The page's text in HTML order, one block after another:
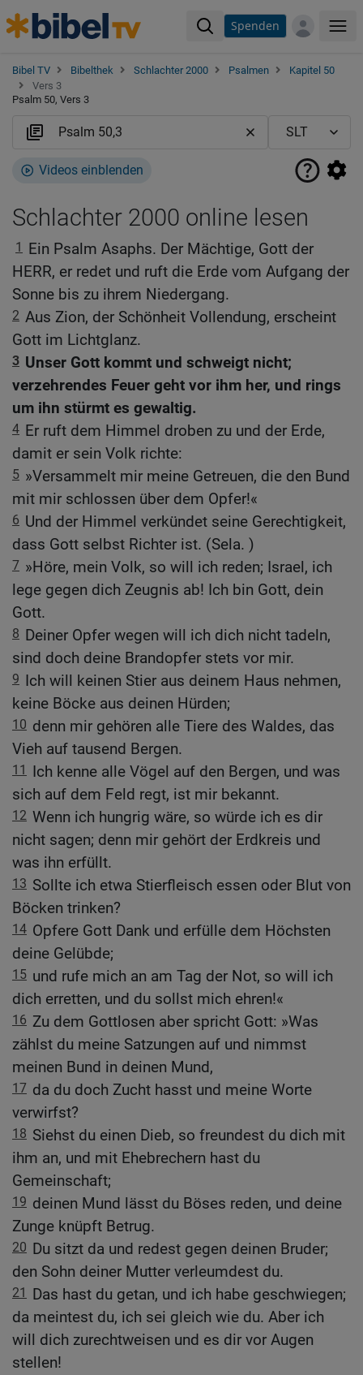
Spenden
Bibel TV Bibelthek Schlachter 2000 Psalmen
Kapitel 50
Vers 3
Psalm 50, Vers 3
Videos einblenden
Schlachter 2000 online lesen
1 Ein Psalm Asaphs. Der Mächtige, Gott der
HERR, er redet und ruft die Erde vom Aufgang der
Sonne bis zu ihrem Niedergang.
2 Aus Zion, der Schönheit Vollendung, erscheint
Gott im Lichtglanz.
3 Unser Gott kommt und schweigt nicht;
verzehrendes Feuer geht vor ihm her, und rings
um ihn stürmt es gewaltig.
4 Er ruft dem Himmel droben zu und der Erde,
damit er sein Volk richte:
5 »Versammelt mir meine Getreuen, die den Bund
mit mir schlossen über dem Opfer!«
6 Und der Himmel verkündet seine Gerechtigkeit,
dass Gott selbst Richter ist. (Sela. )
7 »Höre, mein Volk, so will ich reden; Israel, ich
lege gegen dich Zeugnis ab! Ich bin Gott, dein
Gott.
8 Deiner Opfer wegen will ich dich nicht tadeln,
sind doch deine Brandopfer stets vor mir.
9 Ich will keinen Stier aus deinem Haus nehmen,
keine Böcke aus deinen Hürden;
10 denn mir gehören alle Tiere des Waldes, das
Vieh auf tausend Bergen.
11 Ich kenne alle Vögel auf den Bergen, und was
sich auf dem Feld regt, ist mir bekannt.
12 Wenn ich hungrig wäre, so würde ich es dir
nicht sagen; denn mir gehört der Erdkreis und
was ihn erfüllt.
13 Sollte ich etwa Stierfleisch essen oder Blut von
Böcken trinken?
14 Opfere Gott Dank und erfülle dem Höchsten
deine Gelübde;
15 und rufe mich an am Tag der Not, so will ich
dich erretten, und du sollst mich ehren!«
16 Zu dem Gottlosen aber spricht Gott: »Was
zählst du meine Satzungen auf und nimmst
meinen Bund in deinen Mund,
17 da du doch Zucht hasst und meine Worte
verwirfst?
18 Siehst du einen Dieb, so freundest du dich mit
ihm an, und mit Ehebrechern hast du
Gemeinschaft;
19 deinen Mund lässt du Böses reden, und deine
Zunge knüpft Betrug.
20 Du sitzt da und redest gegen deinen Bruder;
den Sohn deiner Mutter verleumdest du.
21 Das hast du getan, und ich habe geschwiegen;
da meintest du, ich sei gleich wie du. Aber ich
will dich zurechtweisen und es dir vor Augen
stellen!